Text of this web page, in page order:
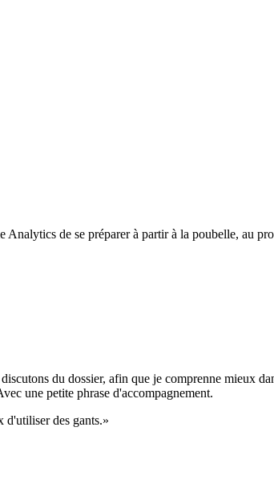
Analytics de se préparer à partir à la poubelle, au
du dossier, afin que je comprenne mieux
une petite phrase d'accompagnement.
d'utiliser des gants.